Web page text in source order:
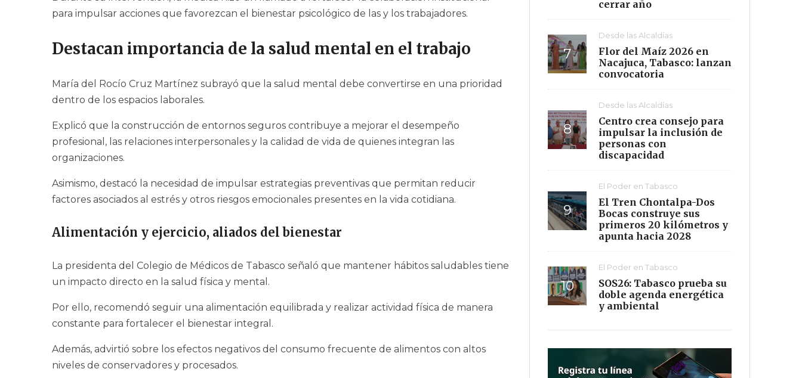
para impulsar acciones que favorezcan el bienestar psicológico de las y los trabajadores.
Destacan importancia de la salud mental en el trabajo
María del Rocío Cruz Martínez subrayó que la salud mental debe convertirse en una prioridad
dentro de los espacios laborales.
Explicó que la construcción de entornos seguros contribuye a mejorar el desempeño
profesional, las relaciones interpersonales y la calidad de vida de quienes integran las
organizaciones.
Asimismo, destacó la necesidad de impulsar estrategias preventivas que permitan reducir
factores asociados al estrés y otros riesgos emocionales presentes en la vida cotidiana.
Alimentación y ejercicio, aliados del bienestar
La presidenta del Colegio de Médicos de Tabasco señaló que mantener hábitos saludables tiene
un impacto directo en la salud física y mental.
Por ello, recomendó seguir una alimentación equilibrada y realizar actividad física de manera
constante para fortalecer el bienestar integral.
Además, advirtió sobre los efectos negativos del consumo frecuente de alimentos con altos
niveles de conservadores y procesados.
cerrar año
Desde las Alcaldías
Flor del Maíz 2026 en
Nacajuca, Tabasco: lanzan
convocatoria
Desde las Alcaldías
Centro crea consejo para
impulsar la inclusión de
personas con
discapacidad
El Poder en Tabasco
El Tren Chontalpa-Dos
Bocas construye sus
primeros 20 kilómetros y
apunta hacia 2028
El Poder en Tabasco
SOS26: Tabasco prueba su
doble agenda energética
y ambiental